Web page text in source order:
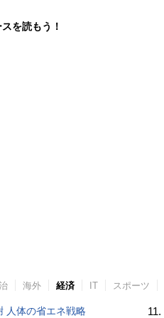
を読もう！
海外 経済 IT スポーツ
人体の省エネ戦略 11.